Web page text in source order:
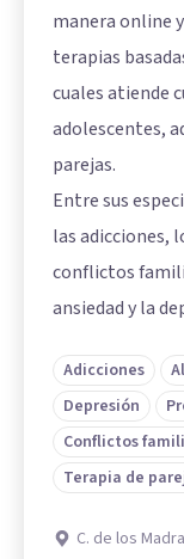
manera online
terapias
cuales atiende
adolescentes,
parejas.
Entre sus
las adicciones,
conflictos
ansiedad y la
Adicciones
Depresión
Conflictos
Terapia de
C. de los